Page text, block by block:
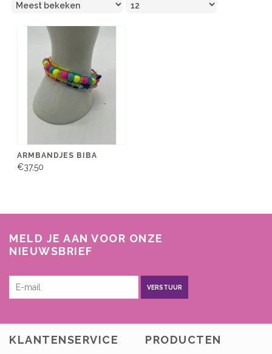
ARMBANDJES BIBA
€37,50
MELD JE AAN VOOR ONZE
NIEUWSBRIEF
VERSTUUR
KLANTENSERVICE PRODUCTEN